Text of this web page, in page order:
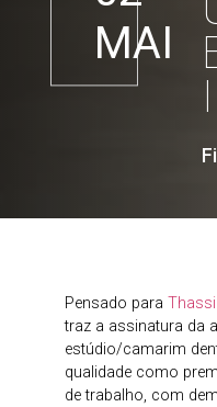
MAI
Pensado para
traz a assinatura da
estúdio/camarim
qualidade como
de trabalho, com